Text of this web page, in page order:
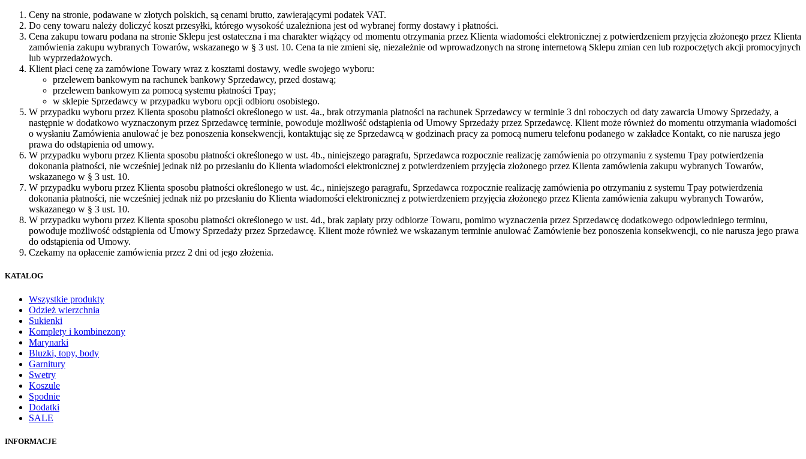
Ceny na stronie, podawane w złotych polskich, są cenami brutto, zawierającymi podatek VAT.
Do ceny towaru należy doliczyć koszt przesyłki, którego wysokość uzależniona jest od wybranej formy dostawy i płatności.
Cena zakupu towaru podana na stronie Sklepu jest ostateczna i ma charakter wiążący od momentu otrzymania przez Klienta wiadomości elektronicznej z potwierdzeniem przyjęcia złożonego przez Klienta
zamówienia zakupu wybranych Towarów, wskazanego w § 3 ust. 10. Cena ta nie zmieni się, niezależnie od wprowadzonych na stronę internetową Sklepu zmian cen lub rozpoczętych akcji promocyjnych
lub wyprzedażowych.
Klient płaci cenę za zamówione Towary wraz z kosztami dostawy, wedle swojego wyboru:
przelewem bankowym na rachunek bankowy Sprzedawcy, przed dostawą;
przelewem bankowym za pomocą systemu płatności Tpay;
w sklepie Sprzedawcy w przypadku wyboru opcji odbioru osobistego.
W przypadku wyboru przez Klienta sposobu płatności określonego w ust. 4a., brak otrzymania płatności na rachunek Sprzedawcy w terminie 3 dni roboczych od daty zawarcia Umowy Sprzedaży, a
następnie w dodatkowo wyznaczonym przez Sprzedawcę terminie, powoduje możliwość odstąpienia od Umowy Sprzedaży przez Sprzedawcę. Klient może również do momentu otrzymania wiadomości
o wysłaniu Zamówienia anulować je bez ponoszenia konsekwencji, kontaktując się ze Sprzedawcą w godzinach pracy za pomocą numeru telefonu podanego w zakładce Kontakt, co nie narusza jego
prawa do odstąpienia od umowy.
W przypadku wyboru przez Klienta sposobu płatności określonego w ust. 4b., niniejszego paragrafu, Sprzedawca rozpocznie realizację zamówienia po otrzymaniu z systemu Tpay potwierdzenia
dokonania płatności, nie wcześniej jednak niż po przesłaniu do Klienta wiadomości elektronicznej z potwierdzeniem przyjęcia złożonego przez Klienta zamówienia zakupu wybranych Towarów,
wskazanego w § 3 ust. 10.
W przypadku wyboru przez Klienta sposobu płatności określonego w ust. 4c., niniejszego paragrafu, Sprzedawca rozpocznie realizację zamówienia po otrzymaniu z systemu Tpay potwierdzenia
dokonania płatności, nie wcześniej jednak niż po przesłaniu do Klienta wiadomości elektronicznej z potwierdzeniem przyjęcia złożonego przez Klienta zamówienia zakupu wybranych Towarów,
wskazanego w § 3 ust. 10.
W przypadku wyboru przez Klienta sposobu płatności określonego w ust. 4d., brak zapłaty przy odbiorze Towaru, pomimo wyznaczenia przez Sprzedawcę dodatkowego odpowiedniego terminu,
powoduje możliwość odstąpienia od Umowy Sprzedaży przez Sprzedawcę. Klient może również we wskazanym terminie anulować Zamówienie bez ponoszenia konsekwencji, co nie narusza jego prawa
do odstąpienia od Umowy.
Czekamy na opłacenie zamówienia przez 2 dni od jego złożenia.
KATALOG
Wszystkie produkty
Odzież wierzchnia
Sukienki
Komplety i kombinezony
Marynarki
Bluzki, topy, body
Garnitury
Swetry
Koszule
Spodnie
Dodatki
SALE
INFORMACJE